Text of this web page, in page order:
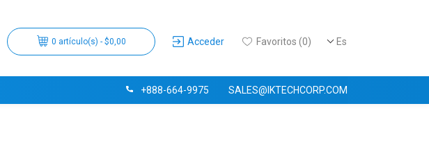
Es
Acceder Favoritos (0)
0 artículo(s) - $0,00
+888-664-9975 SALES@IKTECHCORP.COM